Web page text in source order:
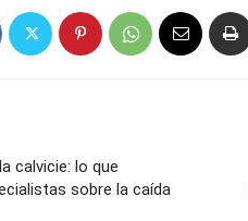
calvicie: lo que
sobre la caída